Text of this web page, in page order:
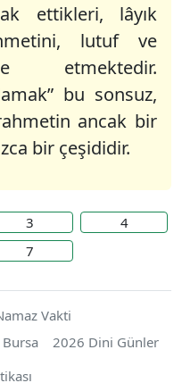
ettikleri, lâyık
lutuf ve
etmektedir.
bu sonsuz,
ancak bir
bir çeşididir.
3
4
7
Vakti
Bursa
2026 Dini Günler